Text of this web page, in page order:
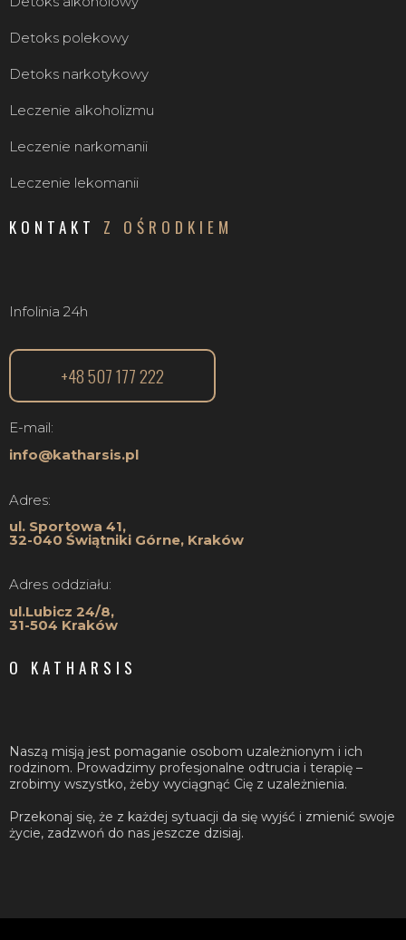
Detoks polekowy
Detoks narkotykowy
Leczenie alkoholizmu
Leczenie narkomanii
Leczenie lekomanii
KONTAKT Z OŚRODKIEM
Infolinia 24h
+48 507 177 222
E-mail:
info@katharsis.pl
Adres:
ul. Sportowa 41,
32-040 Świątniki Górne, Kraków
Adres oddziału:
ul.Lubicz 24/8,
31-504 Kraków
O KATHARSIS
Naszą misją jest pomaganie osobom uzależnionym i ich
rodzinom. Prowadzimy profesjonalne odtrucia i terapię –
zrobimy wszystko, żeby wyciągnąć Cię z uzależnienia.
Przekonaj się, że z każdej sytuacji da się wyjść i zmienić swoje
życie, zadzwoń do nas jeszcze dzisiaj.